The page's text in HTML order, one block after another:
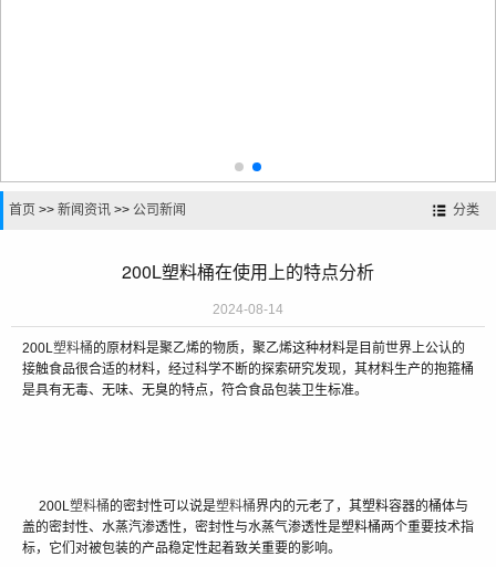
分类
首页 >> 新闻资讯 >> 公司新闻
200L塑料桶在使用上的特点分析
2024-08-14
200L塑料桶的原材料是聚乙烯的物质，聚乙烯这种材料是目前世界上公认的
接触食品很合适的材料，经过科学不断的探索研究发现，其材料生产的抱箍桶
是具有无毒、无味、无臭的特点，符合食品包装卫生标准。
200L塑料桶的密封性可以说是塑料桶界内的元老了，其塑料容器的桶体与
盖的密封性、水蒸汽渗透性，密封性与水蒸气渗透性是塑料桶两个重要技术指
标，它们对被包装的产品稳定性起着致关重要的影响。